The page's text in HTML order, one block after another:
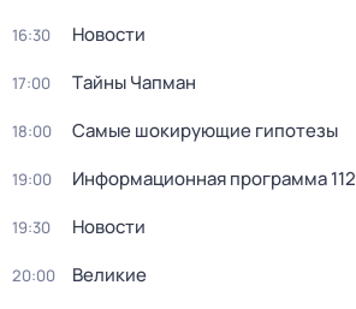
16:30 Новости
17:00 Тaйны Чапман
18:00 Самые шoкиpующие гипотезы
19:00 Информационная программа 112
19:30 Новости
20:00 Великие